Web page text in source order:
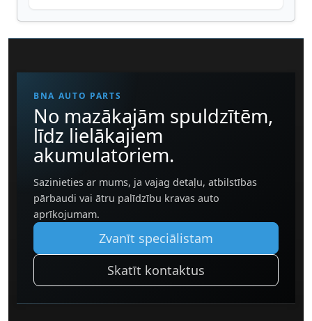
BNA AUTO PARTS
No mazākajām spuldzītēm,
līdz lielākajiem
akumulatoriem.
Sazinieties ar mums, ja vajag detaļu, atbilstības
pārbaudi vai ātru palīdzību kravas auto
aprīkojumam.
Zvanīt speciālistam
Skatīt kontaktus